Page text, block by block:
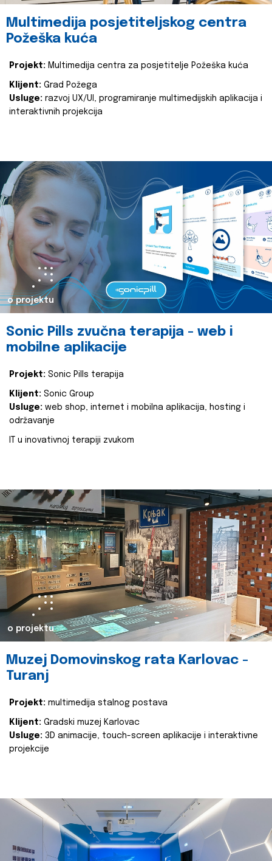
Multimedija posjetiteljskog centra
Požeška kuća
Projekt: Multimedija centra za posjetitelje Požeška kuća
Klijent: Grad Požega
Usluge: razvoj UX/UI, programiranje multimedijskih aplikacija i
interaktivnih projekcija
o projektu
Sonic Pills zvučna terapija - web i
mobilne aplikacije
Projekt: Sonic Pills terapija
Klijent: Sonic Group
Usluge: web shop, internet i mobilna aplikacija, hosting i
održavanje
IT u inovativnoj terapiji zvukom
o projektu
Muzej Domovinskog rata Karlovac -
Turanj
Projekt: multimedija stalnog postava
Klijent: Gradski muzej Karlovac
Usluge: 3D animacije, touch-screen aplikacije i interaktivne
projekcije